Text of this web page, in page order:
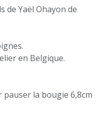
Yaël Ohayon de
en Belgique.
la bougie 6,8cm